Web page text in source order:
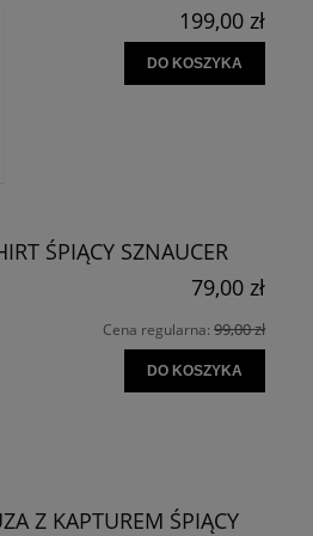
199,00 zł
DO KOSZYKA
ŚPIĄCY SZNAUCER
79,00 zł
Cena regularna: 99,00 zł
DO KOSZYKA
Z KAPTUREM ŚPIĄCY